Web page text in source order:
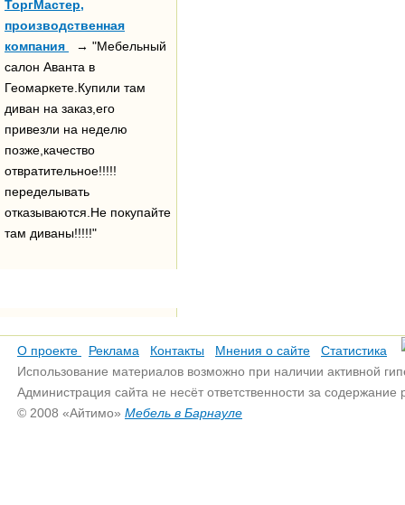
ТоргМастер,
производственная
компания
→ "Мебельный
салон Аванта в
Геомаркете.Купили там
диван на заказ,его
привезли на неделю
позже,качество
отвратительное!!!!!
переделывать
отказываются.Не покупайте
там диваны!!!!!"
О проекте Реклама Контакты Мнения о сайте
Статистика
Использование материалов возможно при наличии активной
Администрация сайта не несёт ответственности за
© 2008 «Айтимо» Мебель в Барнауле